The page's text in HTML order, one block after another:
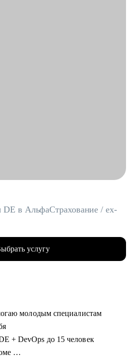
DE в АльфаСтрахование / ex-
услугу
молодым специалистам
+ DevOps до 15 человек